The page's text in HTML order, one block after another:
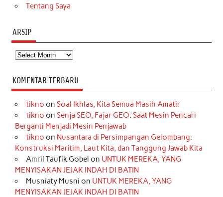
Tentang Saya
ARSIP
Arsip
KOMENTAR TERBARU
tikno on Soal Ikhlas, Kita Semua Masih Amatir
tikno on Senja SEO, Fajar GEO: Saat Mesin Pencari
Berganti Menjadi Mesin Penjawab
tikno on Nusantara di Persimpangan Gelombang:
Konstruksi Maritim, Laut Kita, dan Tanggung Jawab Kita
Amril Taufik Gobel on UNTUK MEREKA, YANG
MENYISAKAN JEJAK INDAH DI BATIN
Musniaty Musni on UNTUK MEREKA, YANG
MENYISAKAN JEJAK INDAH DI BATIN